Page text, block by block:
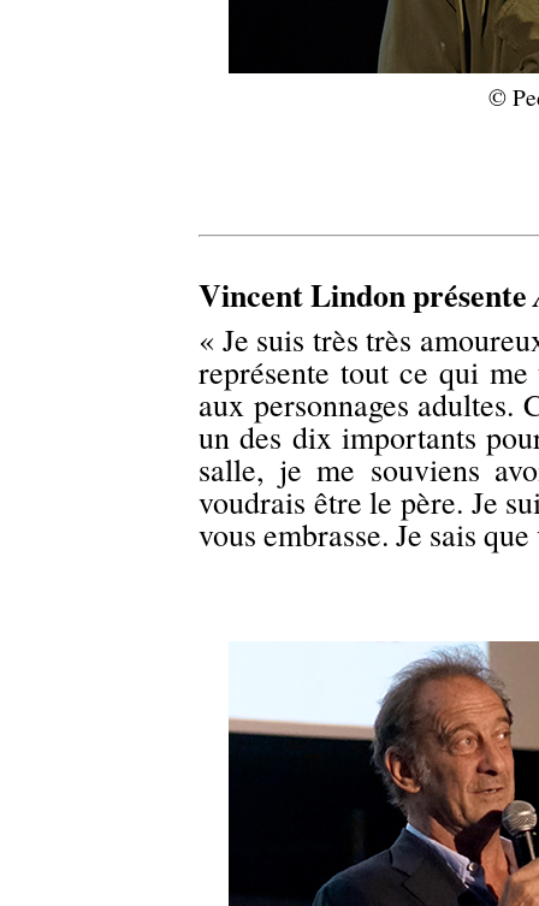
©
Vincent Lindon présente
« Je suis très très
représente tout ce qui
aux personnages
un des dix importants
salle, je me souviens
voudrais être le père. Je
vous embrasse. Je sais